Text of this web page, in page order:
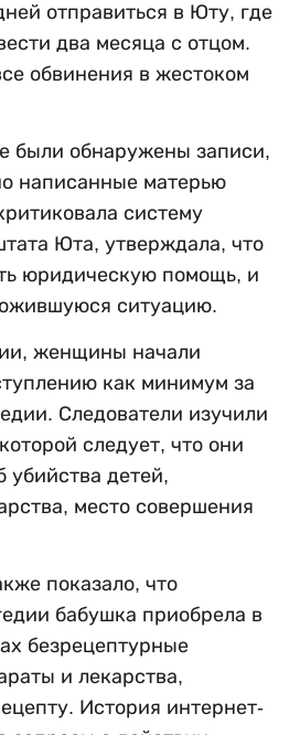
отправиться в Юту, где
два месяца с отцом.
обвинения в жестоком
были обнаружены записи,
написанные матерью
систему
Юта, утверждала, что
юридическую помощь, и
ситуацию.
женщины начали
как минимум за
Следователи изучили
следует, что они
убийства детей,
место совершения
показало, что
бабушка приобрела в
безрецептурные
и лекарства,
История интернет-